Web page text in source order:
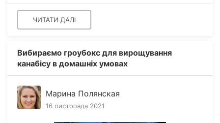
ЧИТАТИ ДАЛІ
Вибираємо гроубокс для вирощування
канабісу в домашніх умовах
Марина Полянская
16 листопада 2021